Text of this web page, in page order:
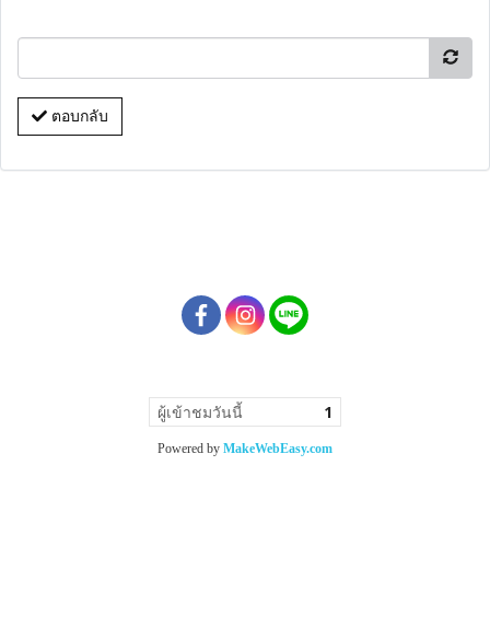
ตอบกลับ
ผู้เข้าชมวันนี้ 1
Powered by MakeWebEasy.com